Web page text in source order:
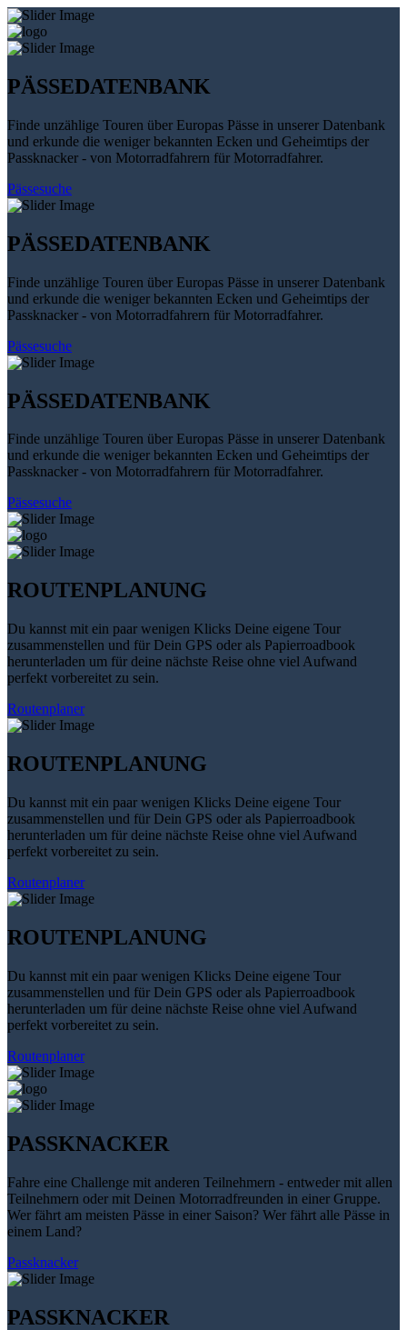
PÄSSEDATENBANK
Finde unzählige Touren über Europas Pässe in unserer Datenbank
und erkunde die weniger bekannten Ecken und Geheimtips der
Passknacker - von Motorradfahrern für Motorradfahrer.
Pässesuche
PÄSSEDATENBANK
Finde unzählige Touren über Europas Pässe in unserer Datenbank
und erkunde die weniger bekannten Ecken und Geheimtips der
Passknacker - von Motorradfahrern für Motorradfahrer.
Pässesuche
PÄSSEDATENBANK
Finde unzählige Touren über Europas Pässe in unserer Datenbank
und erkunde die weniger bekannten Ecken und Geheimtips der
Passknacker - von Motorradfahrern für Motorradfahrer.
Pässesuche
ROUTENPLANUNG
Du kannst mit ein paar wenigen Klicks Deine eigene Tour
zusammenstellen und für Dein GPS oder als Papierroadbook
herunterladen um für deine nächste Reise ohne viel Aufwand
perfekt vorbereitet zu sein.
Routenplaner
ROUTENPLANUNG
Du kannst mit ein paar wenigen Klicks Deine eigene Tour
zusammenstellen und für Dein GPS oder als Papierroadbook
herunterladen um für deine nächste Reise ohne viel Aufwand
perfekt vorbereitet zu sein.
Routenplaner
ROUTENPLANUNG
Du kannst mit ein paar wenigen Klicks Deine eigene Tour
zusammenstellen und für Dein GPS oder als Papierroadbook
herunterladen um für deine nächste Reise ohne viel Aufwand
perfekt vorbereitet zu sein.
Routenplaner
PASSKNACKER
Fahre eine Challenge mit anderen Teilnehmern - entweder mit allen
Teilnehmern oder mit Deinen Motorradfreunden in einer Gruppe.
Wer fährt am meisten Pässe in einer Saison? Wer fährt alle Pässe in
einem Land?
Passknacker
PASSKNACKER